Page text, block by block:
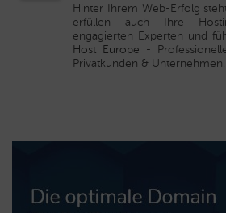
Hinter Ihrem Web-Erfolg
erfüllen auch Ihre
engagierten Experten und
Host Europe -
Privatkunden & Unternehmen.